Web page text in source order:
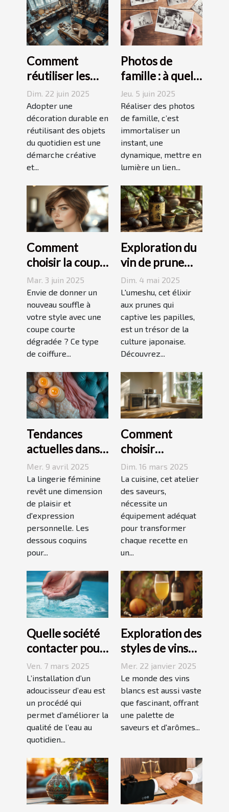
Comment
réutiliser les
objets du
quotidien pour
une décoration
durable
Dim. 22 juin 2025
Adopter une
décoration durable en
réutilisant des objets
du quotidien est une
démarche créative
et...
Photos de
famille : à quel
photographe
confier cette
tâche à
Grenoble ?
Jeu. 5 juin 2025
Réaliser des photos
de famille, c’est
immortaliser un
instant, une
dynamique, mettre en
lumière un lien...
Comment
choisir la coupe
courte
dégradée
parfaite pour
votre visage
Mar. 3 juin 2025
Envie de donner un
nouveau souffle à
votre style avec une
coupe courte
dégradée ? Ce type
de coiffure...
Exploration du
vin de prune
umeshu :
origines,
saveurs et
accords
Dim. 4 mai 2025
L'umeshu, cet élixir
aux prunes qui
captive les papilles,
est un trésor de la
culture japonaise.
Découvrez...
Tendances
actuelles dans
les dessous
coquins pour
femmes
Mer. 9 avril 2025
La lingerie féminine
revêt une dimension
de plaisir et
d'expression
personnelle. Les
dessous coquins
pour...
Comment
choisir
l'équipement
de cuisine idéal
pour vos
recettes
Dim. 16 mars 2025
La cuisine, cet atelier
des saveurs,
nécessite un
équipement adéquat
pour transformer
chaque recette en
un...
Quelle société
contacter pour
l'installation
d'un
adoucisseur
d'eau ?
Ven. 7 mars 2025
L’installation d’un
adoucisseur d’eau est
un procédé qui
permet d’améliorer la
qualité de l’eau au
quotidien...
Exploration des
styles de vins
blancs issus de
vignobles
renommés
Mer. 22 janvier 2025
Le monde des vins
blancs est aussi vaste
que fascinant, offrant
une palette de
saveurs et d'arômes...